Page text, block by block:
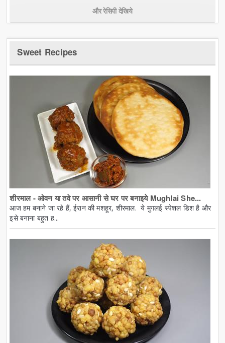
और रेसिपी देखिये
Sweet Recipes
शीरमाल - ओवन या तवे पर आसानी से घर पर बनाइये Mughlai She...
आज हम बनाने जा रहे हैं, ईरान की मशहूर, शीरमाल. ये मुगलई स्पेशल डिश है और
इसे बनाना बहुत ह...